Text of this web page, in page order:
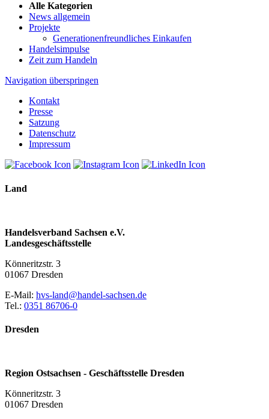
Alle Kategorien
News allgemein
Projekte
Generationenfreundliches Einkaufen
Handelsimpulse
Zeit zum Handeln
Navigation überspringen
Kontakt
Presse
Satzung
Datenschutz
Impressum
Land
Handelsverband Sachsen e.V.
Landesgeschäftsstelle
Könneritzstr. 3
01067 Dresden
E-Mail: hvs-land@handel-sachsen.de
Tel.: 0351 86706-0
Dresden
Region Ostsachsen - Geschäftsstelle Dresden
Könneritzstr. 3
01067 Dresden